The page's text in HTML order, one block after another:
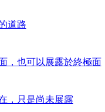
道路
，也可以展露於終極面
，只是尚未展露